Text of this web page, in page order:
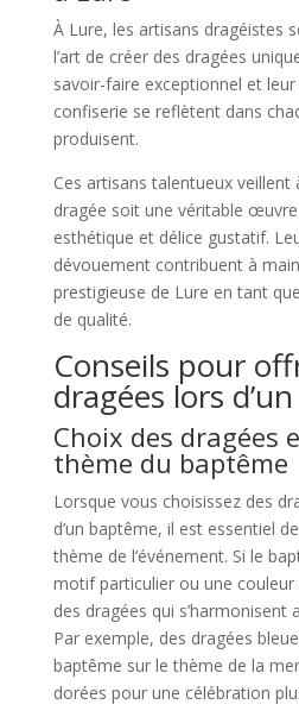
À Lure, les artisans dragéistes
l’art de créer des dragées
savoir-faire exceptionnel et
confiserie se reflètent dans
produisent.
Ces artisans talentueux veillent
dragée soit une véritable
esthétique et délice gustatif.
dévouement contribuent à
prestigieuse de Lure en tant
de qualité.
Conseils pour
dragées lors
Choix des dragées
thème du baptême
Lorsque vous choisissez des
d’un baptême, il est essentiel
thème de l’événement. Si le
motif particulier ou une
des dragées qui s’harmonisent
Par exemple, des dragées
baptême sur le thème de la
dorées pour une célébration